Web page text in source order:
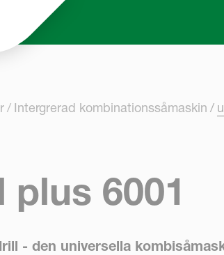
Intergrerad kombinationssåmaskin
6001
- den universella